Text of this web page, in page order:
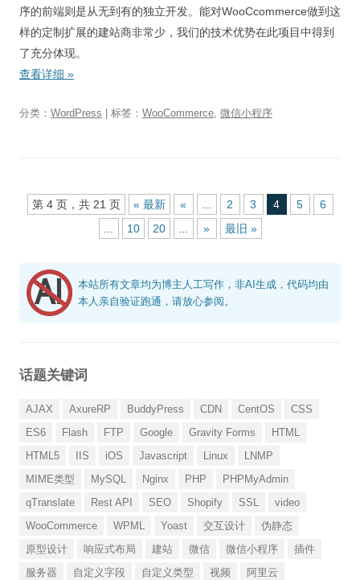
序的前端则是从无到有的独立开发。能对WooCcommerce做到这
样的定制扩展的建站商非常少，我们的技术优势在此项目中得到
了充分体现。
查看详细 »
分类： WordPress | 标签： WooCommerce, 微信小程序
第 4 页，共 21 页 « 最新 « ... 2 3 4 5
6
...
10 20 ... » 最旧 »
本站所有文章均为博主人工写作，非AI生成，代码均由
本人亲自验证跑通，请放心参阅。
话题关键词
AJAX AxureRP BuddyPress CDN CentOS
CSS
ES6
Flash FTP Google Gravity Forms
HTML
HTML5
IIS iOS Javascript Linux
LNMP
MIME类型
MySQL Nginx PHP
PHPMyAdmin
qTranslate
Rest API SEO Shopify SSL
video
WooCommerce
WPML Yoast 交互设计
伪静态
原型设计
响应式布局 建站 微信 微信小程序
插件
服务器
自定义字段 自定义类型 视频 阿里云